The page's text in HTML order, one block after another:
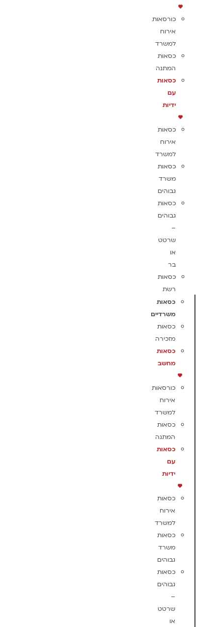
כורסאות
אירוח
למשרד
כסאות
המתנה
כסאות
עם
ידיות
כסאות
אירוח
למשרד
כסאות
משרד
גבוהים
כסאות
גבוהים
–
שרטט
או
בר
כסאות
רשת
כסאות
משרדיים
כסאות
מזכירה
כסאות
מחשב
כורסאות
אירוח
למשרד
כסאות
המתנה
כסאות
עם
ידיות
כסאות
אירוח
למשרד
כסאות
משרד
גבוהים
כסאות
גבוהים
–
שרטט
או